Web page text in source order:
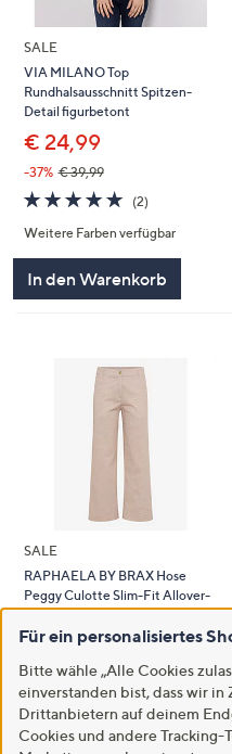
SALE
VIA MILANO Top
Rundhalsausschnitt Spitzen-
Detail figurbetont
€ 24,99
-37% € 39,99
5.0
von
5
(2)
Weitere Farben verfügbar
In den Warenkorb
SALE
RAPHAELA BY BRAX Hose
Peggy Culotte Slim-Fit Allover-
Druck
€ 69,99
-36% € 109,95
5.0
von
5
(1)1
Bewertungen
Für ein personalisiertes
Bitte wähle „Alle Cookies
einverstanden bist, dass wir in
Drittanbietern auf deinem
Cookies und andere Tracking-